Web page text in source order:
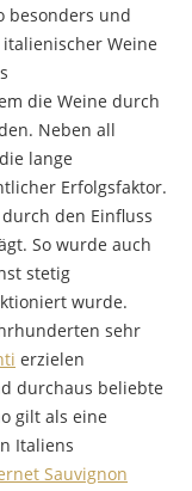
besonders und
Weine
die Weine durch
Neben all
lange
Erfolgsfaktor.
den Einfluss
So wurde auch
stetig
wurde.
sehr
erzielen
durchaus beliebte
gilt als eine
Italiens
Sauvignon